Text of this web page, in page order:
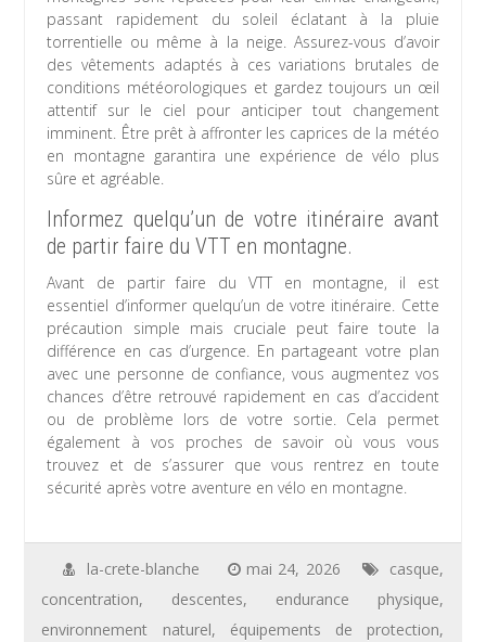
passant rapidement du soleil éclatant à la pluie
torrentielle ou même à la neige. Assurez-vous d’avoir
des vêtements adaptés à ces variations brutales de
conditions météorologiques et gardez toujours un œil
attentif sur le ciel pour anticiper tout changement
imminent. Être prêt à affronter les caprices de la météo
en montagne garantira une expérience de vélo plus
sûre et agréable.
Informez quelqu’un de votre itinéraire avant
de partir faire du VTT en montagne.
Avant de partir faire du VTT en montagne, il est
essentiel d’informer quelqu’un de votre itinéraire. Cette
précaution simple mais cruciale peut faire toute la
différence en cas d’urgence. En partageant votre plan
avec une personne de confiance, vous augmentez vos
chances d’être retrouvé rapidement en cas d’accident
ou de problème lors de votre sortie. Cela permet
également à vos proches de savoir où vous vous
trouvez et de s’assurer que vous rentrez en toute
sécurité après votre aventure en vélo en montagne.
la-crete-blanche mai 24, 2026 casque,
concentration, descentes, endurance physique,
environnement naturel, équipements de protection,